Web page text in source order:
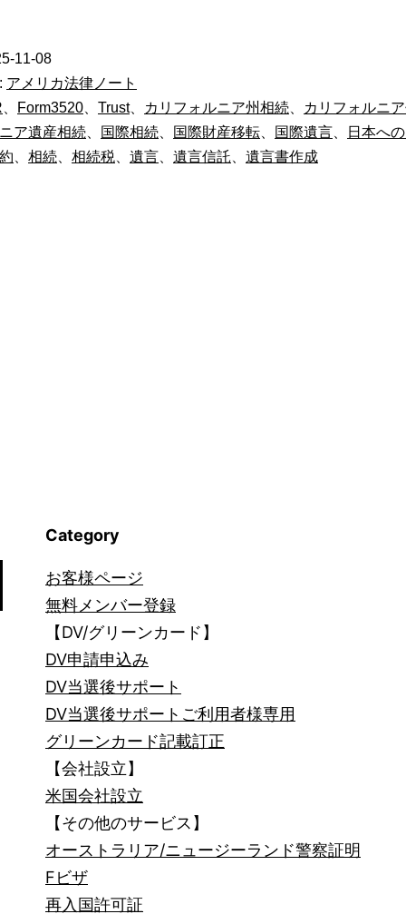
ル
ニ
ア
11-08
アメリカ法律ノート
Form3520 Trust、 カリフォルニア州相続 カリフォルニ
ア遺産相続
国際相続 国際財産移転 国際遺言 日本へ
相続 相続税 遺言 遺言信託 遺言書作成
Category
お客様ページ
無料メンバー登録
【DV/グリーンカード】
DV申請申込み
DV当選後サポート
DV当選後サポートご利用者様専用
グリーンカード記載訂正
【会社設立】
米国会社設立
【その他のサービス】
オーストラリア/ニュージーランド警察証明
Fビザ
再入国許可証